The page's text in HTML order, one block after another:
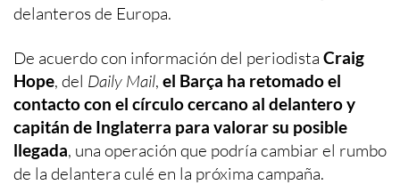
delanteros de Europa.
De acuerdo con información del periodista Craig
Hope, del Daily Mail, el Barça ha retomado el
contacto con el círculo cercano al delantero y
capitán de Inglaterra para valorar su posible
llegada, una operación que podría cambiar el rumbo
de la delantera culé en la próxima campaña.